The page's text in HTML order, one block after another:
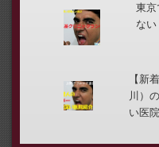
東京
な
【新
川）
い医